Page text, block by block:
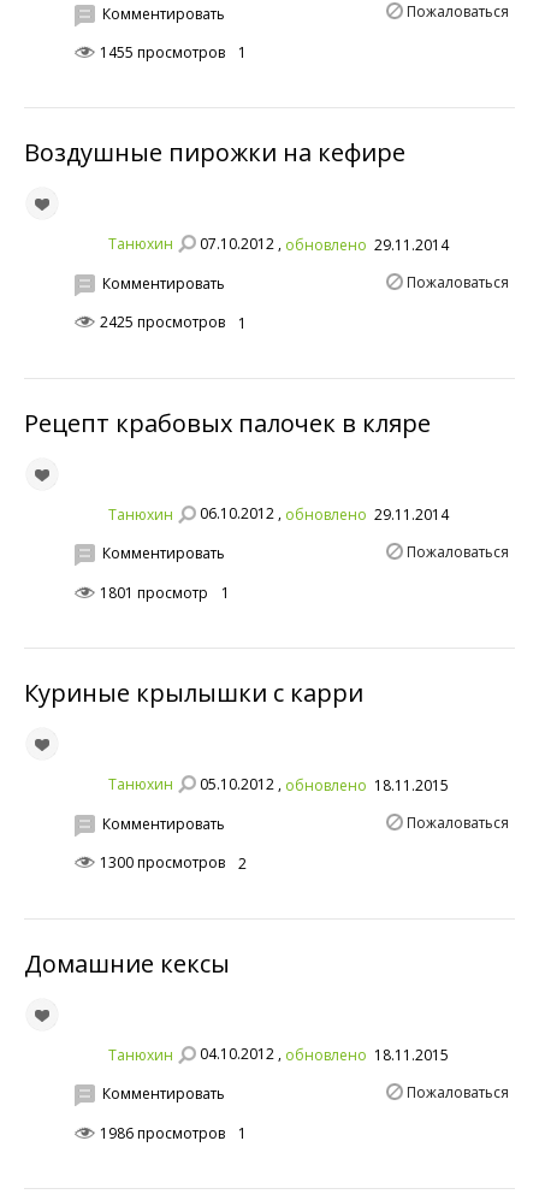
Пожаловаться
Комментировать
1455 просмотров
1
Воздушные пирожки на кефире
Танюхин 07.10.2012 , обновлено 29.11.2014
Пожаловаться
Комментировать
2425 просмотров
1
Рецепт крабовых палочек в кляре
Танюхин 06.10.2012 , обновлено 29.11.2014
Пожаловаться
Комментировать
1801 просмотр
1
Куриные крылышки с карри
Танюхин 05.10.2012 , обновлено 18.11.2015
Пожаловаться
Комментировать
1300 просмотров
2
Домашние кексы
Танюхин 04.10.2012 , обновлено 18.11.2015
Пожаловаться
Комментировать
1986 просмотров
1